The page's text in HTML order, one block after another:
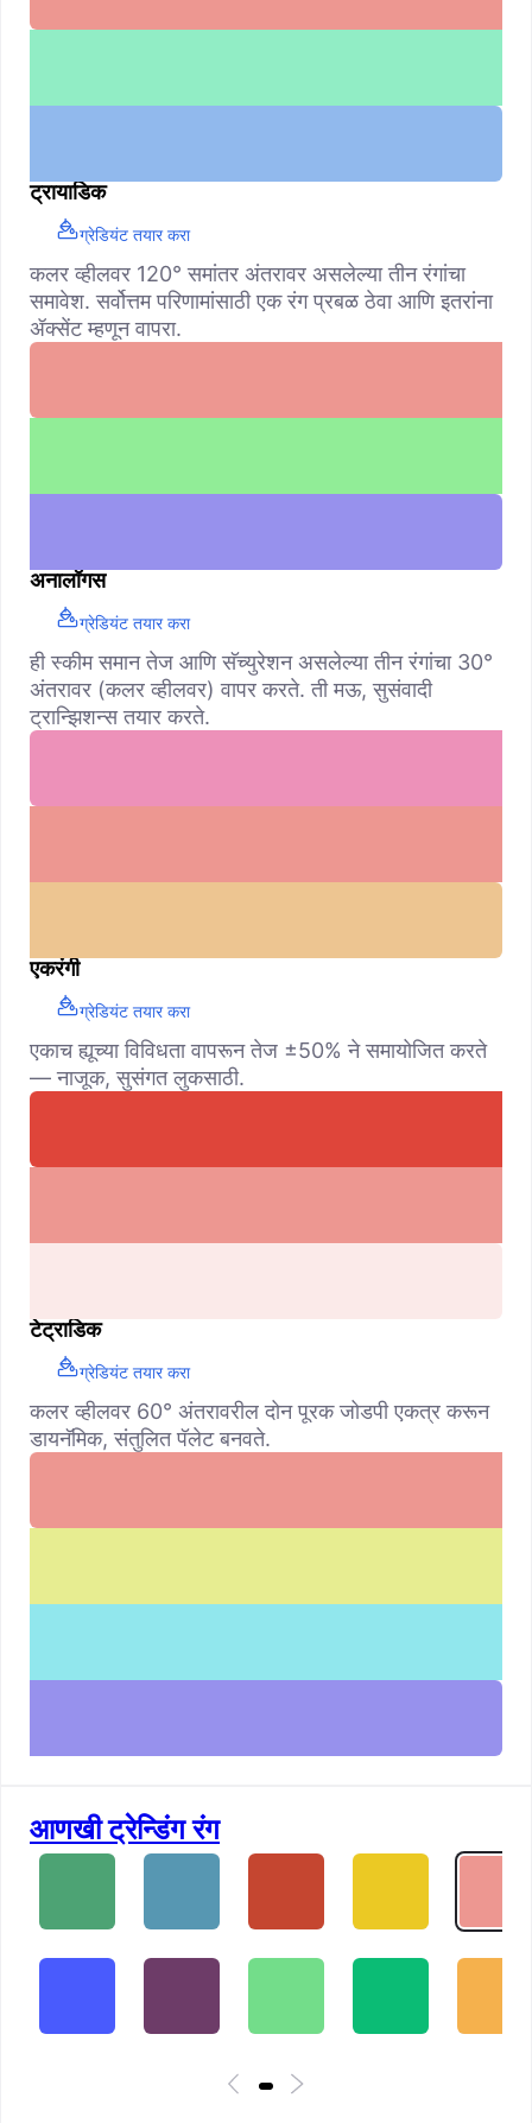
ट्रायाडिक
ग्रेडियंट तयार करा
कलर व्हीलवर 120° समांतर अंतरावर असलेल्या तीन रंगांचा
समावेश. सर्वोत्तम परिणामांसाठी एक रंग प्रबळ ठेवा आणि इतरांना
ॲक्सेंट म्हणून वापरा.
अनालॉगस
ग्रेडियंट तयार करा
ही स्कीम समान तेज आणि सॅच्युरेशन असलेल्या तीन रंगांचा 30°
अंतरावर (कलर व्हीलवर) वापर करते. ती मऊ, सुसंवादी
ट्रान्झिशन्स तयार करते.
एकरंगी
ग्रेडियंट तयार करा
एकाच ह्यूच्या विविधता वापरून तेज ±50% ने समायोजित करते
— नाजूक, सुसंगत लुकसाठी.
टेट्राडिक
ग्रेडियंट तयार करा
कलर व्हीलवर 60° अंतरावरील दोन पूरक जोडपी एकत्र करून
डायनॅमिक, संतुलित पॅलेट बनवते.
आणखी ट्रेन्डिंग रंग